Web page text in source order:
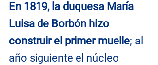
En 1819, la duquesa María
Luisa de Borbón hizo
construir el primer muelle; al
año siguiente el núcleo